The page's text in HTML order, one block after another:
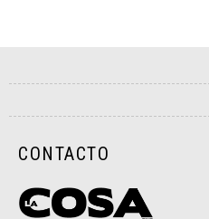
CONTACTO